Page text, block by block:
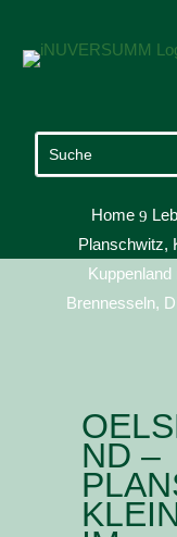
Home 9
Planschwitz,
Brennesseln,
ND –